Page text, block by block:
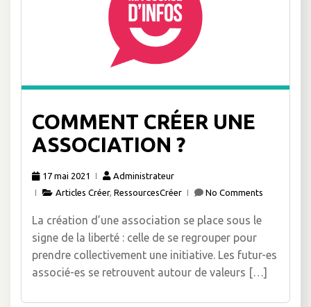
COMMENT CRÉER UNE
ASSOCIATION ?
17 mai 2021
Administrateur
Articles Créer, RessourcesCréer No Comments
La création d’une association se place sous le
signe de la liberté : celle de se regrouper pour
prendre collectivement une initiative. Les futur-es
associé-es se retrouvent autour de valeurs […]